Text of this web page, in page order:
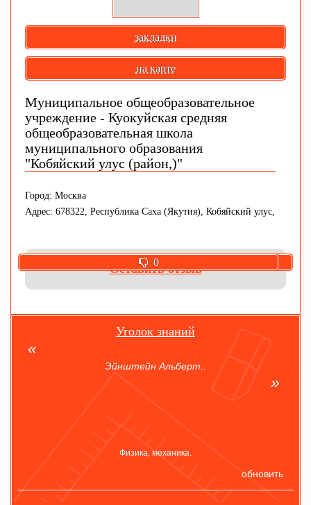
закладки
на карте
Муниципальное общеобразовательное
учреждение - Куокуйская средняя
общеобразовательная школа
муниципального образования
"Кобяйский улус (район,)"
Город: Москва
Адрес: 678322, Республика Саха (Якутия), Кобяйский улус,
Оставить отзыв
0
Уголок знаний
Эйнштейн Альберт..
Физика, механика.
обновить